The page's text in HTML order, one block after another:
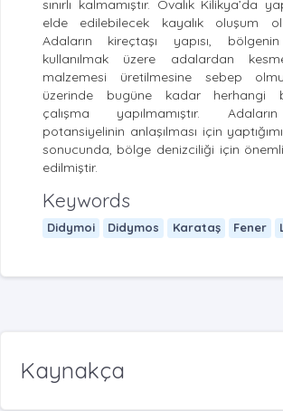
sınırlı kalmamıştır. Ovalık Kilikya’da
elde edilebilecek kayalık oluşum
Adaların kireçtaşı yapısı, bölgenin
kullanılmak üzere adalardan
malzemesi üretilmesine sebep
üzerinde bugüne kadar herhangi
çalışma yapılmamıştır.
potansiyelinin anlaşılması için
sonucunda, bölge denizciliği için
edilmiştir.
Keywords
Didymoi Didymos Karataş Fener
Kaynakça